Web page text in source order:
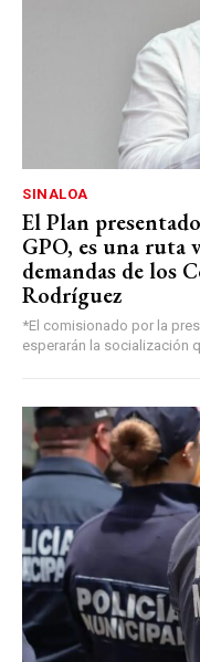
SINALOA
El Plan
GPO, es una ruta
demandas de los
Rodríguez
*El comisionado por la
esperarán la socialización